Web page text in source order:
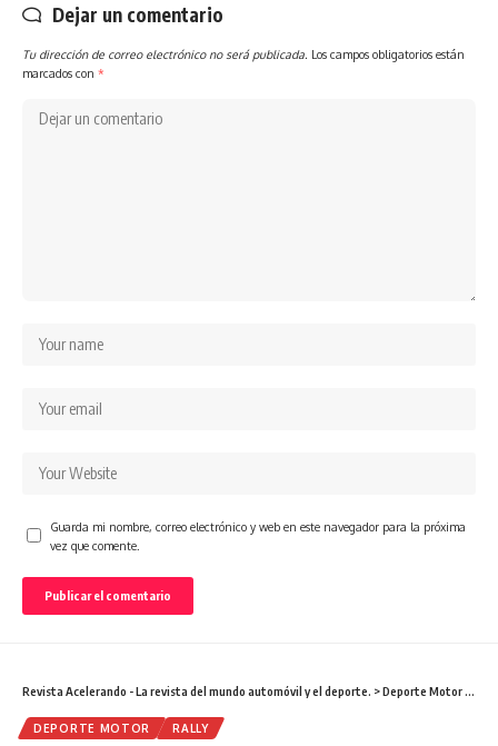
Dejar un comentario
Tu dirección de correo electrónico no será publicada. Los campos obligatorios están
marcados con *
Guarda mi nombre, correo electrónico y web en este navegador para la próxima
vez que comente.
Revista Acelerando - La revista del mundo automóvil y el deporte. >Deporte Motor
DEPORTE MOTOR RALLY